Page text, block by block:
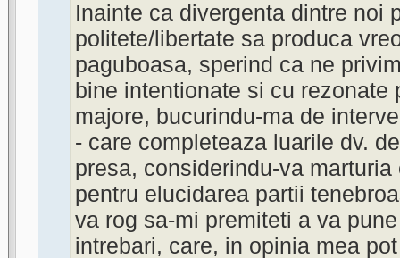
Inainte ca divergenta dintre noi
politete/libertate sa produca
paguboasa, sperind ca ne
bine intentionate si cu rezonate
majore, bucurindu-ma de
- care completeaza luarile dv.
presa, considerindu-va
pentru elucidarea partii
va rog sa-mi premiteti a va
intrebari, care, in opinia mea